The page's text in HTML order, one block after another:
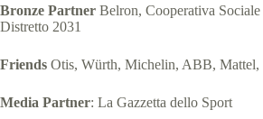
Bronze Partner Belron, Cooperativa
Distretto 2031
Friends Otis, Würth, Michelin, ABB, Mattel,
Media Partner: La Gazzetta dello Sport